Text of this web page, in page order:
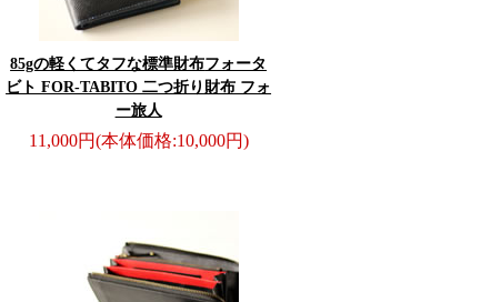
85gの軽くてタフな標準財布フォータ
ビト FOR-TABITO 二つ折り財布 フォ
ー旅人
11,000円(本体価格:10,000円)